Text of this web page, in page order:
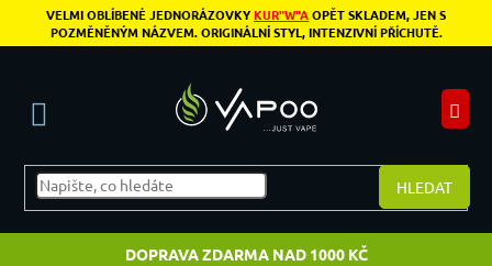
Přejít na obsah
VELMI OBLÍBENÉ JEDNORÁZOVKYKUR"W"AOPĚT SKLADEM, JEN S
POZMĚNĚNÝM NÁZVEM. ORIGINÁLNÍ STYL, INTENZIVNÍ PŘÍCHUTĚ.
HLEDAT
DOPRAVA ZDARMA NAD 1000 KČ